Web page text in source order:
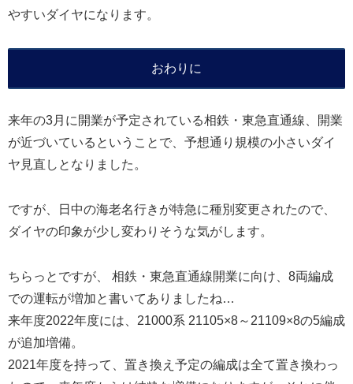
やすいダイヤになります。
おわりに
来年の3月に開業が予定されている相鉄・東急直通線、開業
が近づいているということで、予想通り規模の小さいダイ
ヤ見直しとなりました。
ですが、日中の海老名行きが特急に種別変更されたので、
ダイヤの印象が少し変わりそうな気がします。
ちらっとですが、 相鉄・東急直通線開業に向け 、8両編成
での運転が増加と書いてありましたね…
来年度2022年度には、21000系 21105×8～21109×8の5編成
が追加増備。
2021年度を持って、置き換え予定の編成は全て置き換わっ